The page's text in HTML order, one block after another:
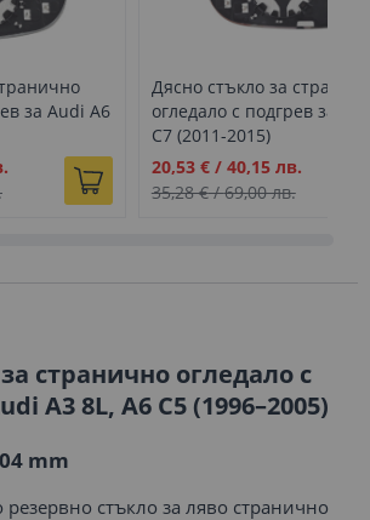
за Audi A6
Дясно стъкло за
огледало с подгрев за
C7 (2011-2015)
Промо
цена
20,53 €/ 40,15 лв.
35,28 €/69,00 лв.
странично огледало с
A3 8L, A6 C5 (1996–2005)
mm
резервно стъкло за ляво странично